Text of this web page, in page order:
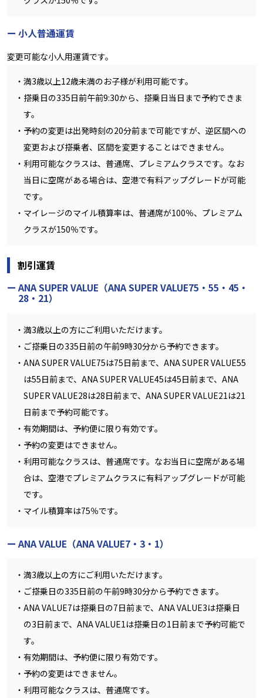
小人普通運賃
変更可能な小人用運賃です。
満3歳以上12歳未満のお子様が利用可能です。
搭乗日の335日前午前9:30から、搭乗日当日まで予約できま
す。
予約の変更は出発時刻の20分前まで可能ですが、逆区間への
変更および搭乗者、区間を変更することはできません。
利用可能なクラスは、普通席、プレミアムクラスです。なお
当日に空席がある場合は、空港で有料アップグレードが可能
です。
マイレージのマイル積算率は、普通席が100％、プレミアム
クラスが150％です。
割引運賃
ANA SUPER VALUE（ANA SUPER VALUE75・55・45・
28・21）
満3歳以上の方にご利用いただけます。
ご搭乗日の335日前の午前9時30分から予約できます。
ANA SUPER VALUE75は75日前まで、ANA SUPER VALUE55
は55日前まで、ANA SUPER VALUE45は45日前まで、ANA
SUPER VALUE28は28日前まで、ANA SUPER VALUE21は21
日前まで予約可能です。
有効期間は、予約便に限り有効です。
予約の変更はできません。
利用可能なクラスは、普通席です。なお当日に空席がある場
合は、空港でプレミアムクラスに有料アップグレードが可能
です。
マイル積算率は75％です。
ANA VALUE（ANA VALUE7・3・1）
満3歳以上の方にご利用いただけます。
ご搭乗日の335日前の午前9時30分から予約できます。
ANA VALUE7は搭乗日の7日前まで、ANA VALUE3は搭乗日
の3日前まで、ANA VALUE1は搭乗日の1日前まで予約可能で
す。
有効期間は、予約便に限り有効です。
予約の変更はできません。
利用可能なクラスは、普通席です。